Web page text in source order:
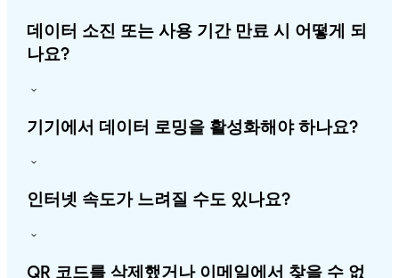
데이터 소진 또는 사용 기간 만료 시 어떻게 되
나요?
기기에서 데이터 로밍을 활성화해야 하나요?
인터넷 속도가 느려질 수도 있나요?
QR 코드를 삭제했거나 이메일에서 찾을 수 없